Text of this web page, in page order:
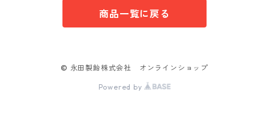
商品一覧に戻る
© 永田製飴株式会社 オンラインショップ
Powered by